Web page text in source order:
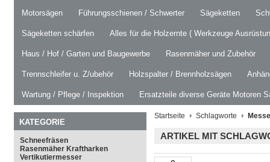
Motorsägen Führungsschienen / Schwerter Sägeketten
Sägeketten schärfen Alles für die Holzernte ( Werkzeuge
Haus / Hof / Garten und Baugewerbe Rasenmäher und Zubehör
Trennschleifer u. Z/ubehör Holzspalter / Brennholzsägen
Wartung / Pflege / Inspektion Ersatzteile diverse Geräte Motoren
KATEGORIE
Schneefräsen
Rasenmäher Kraftharken
Vertikutiermesser
Startseite Schlagworte
ARTIKEL MIT